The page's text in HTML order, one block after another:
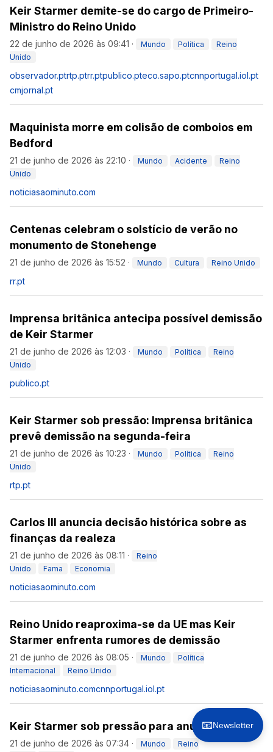
Keir Starmer demite-se do cargo de Primeiro-
Ministro do Reino Unido
22 de junho de 2026 às 09:41 · Mundo Política
Reino
Unido
observador.ptrtp.ptrr.ptpublico.pteco.sapo.ptcnnportugal.iol.pt
cmjornal.pt
Maquinista morre em colisão de comboios em
Bedford
21 de junho de 2026 às 22:10 · Mundo Acidente
Reino
Unido
noticiasaominuto.com
Centenas celebram o solstício de verão no
monumento de Stonehenge
21 de junho de 2026 às 15:52 · Mundo Cultura Reino Unido
rr.pt
Imprensa britânica antecipa possível demissão
de Keir Starmer
21 de junho de 2026 às 12:03 · Mundo Política
Reino
Unido
publico.pt
Keir Starmer sob pressão: Imprensa britânica
prevê demissão na segunda-feira
21 de junho de 2026 às 10:23 · Mundo Política
Reino
Unido
rtp.pt
Carlos III anuncia decisão histórica sobre as
finanças da realeza
21 de junho de 2026 às 08:11 ·
Reino
Unido
Fama Economia
noticiasaominuto.com
Reino Unido reaproxima-se da UE mas Keir
Starmer enfrenta rumores de demissão
21 de junho de 2026 às 08:05 · Mundo
Política
Internacional
Reino Unido
noticiasaominuto.comcnnportugal.iol.pt
Keir Starmer sob pressão para anunciar saída
21 de junho de 2026 às 07:34 · Mundo Reino
📧Newsletter